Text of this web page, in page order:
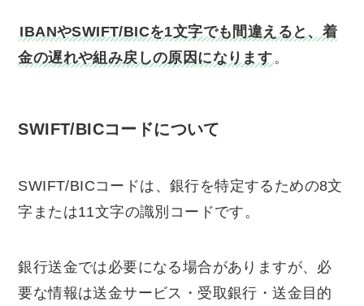
IBANやSWIFT/BICを1文字でも間違えると、着
金の遅れや組み戻しの原因になります。
SWIFT/BICコードについて
SWIFT/BICコードは、銀行を特定するための8文
字または11文字の識別コードです。
銀行送金では必要になる場合がありますが、必
要な情報は送金サービス・受取銀行・送金目的